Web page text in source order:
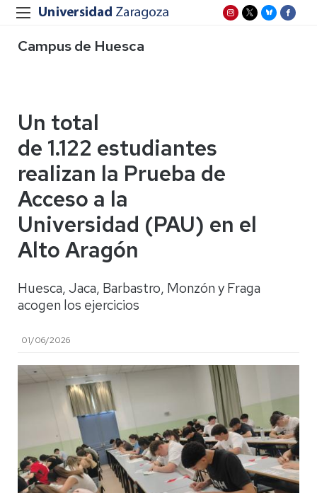
Campus de Huesca
Un total
de 1.122 estudiantes
realizan la Prueba de
Acceso a la
Universidad (PAU) en el
Alto Aragón
Huesca, Jaca, Barbastro, Monzón y Fraga
acogen los ejercicios
01/06/2026